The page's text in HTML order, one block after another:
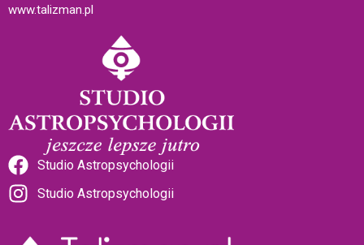
www.talizman.pl
Studio Astropsychologii
Studio Astropsychologii